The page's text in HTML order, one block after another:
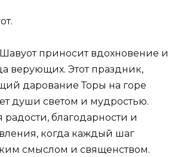
приносит вдохновение и
верующих. Этот праздник,
дарование Торы на горе
души светом и мудростью.
благодарности и
когда каждый шаг
смыслом и священством.